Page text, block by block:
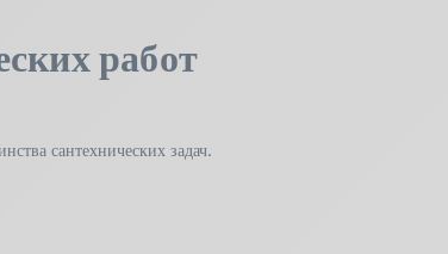
работ
сантехнических задач.